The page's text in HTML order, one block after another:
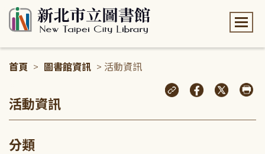
首頁 > 圖書館資訊 > 活動資訊
活動資訊
分類